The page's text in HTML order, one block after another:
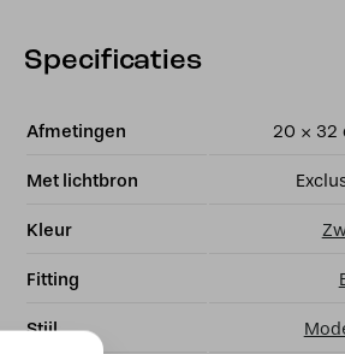
Specificaties
Afmetingen 20 × 32
Met lichtbron
Kleur
Fitting
Stijl